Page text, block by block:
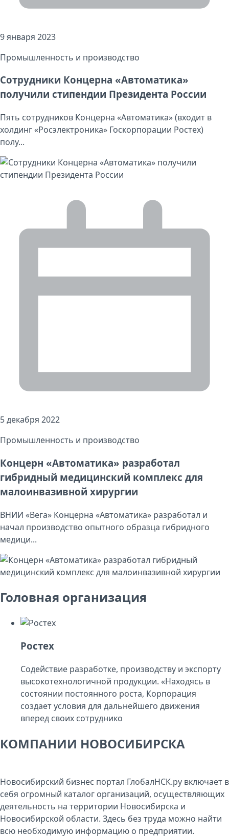
9 января 2023
Промышленность и производство
Сотрудники Концерна «Автоматика»
получили стипендии Президента России
Пять сотрудников Концерна «Автоматика» (входит в
холдинг «Росэлектроника» Госкорпорации Ростех)
полу...
5 декабря 2022
Промышленность и производство
Концерн «Автоматика» разработал
гибридный медицинский комплекс для
малоинвазивной хирургии
ВНИИ «Вега» Концерна «Автоматика» разработал и
начал производство опытного образца гибридного
медици...
Головная организация
Ростех
Содействие разработке, производству и экспорту
высокотехнологичной продукции. «Находясь в
состоянии постоянного роста, Корпорация
создает условия для дальнейшего движения
вперед своих сотруднико
КОМПАНИИ НОВОСИБИРСКА
Новосибирский бизнес портал ГлобалНСК.ру включает в
себя огромный каталог организаций, осуществляющих
деятельность на территории Новосибирска и
Новосибирской области. Здесь без труда можно найти
всю необходимую информацию о предприятии.